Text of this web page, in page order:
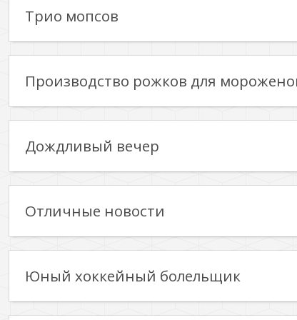
Трио мопсов
Производство рожков для
Дождливый вечер
Отличные новости
Юный хоккейный болельщик